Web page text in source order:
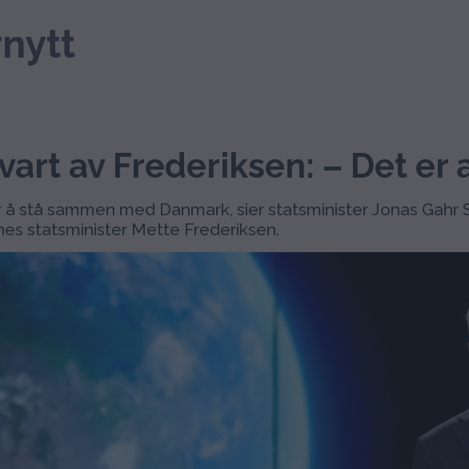
av Frederiksen: – Det er
stå sammen med Danmark, sier statsminister Jonas Gahr
statsminister Mette Frederiksen.